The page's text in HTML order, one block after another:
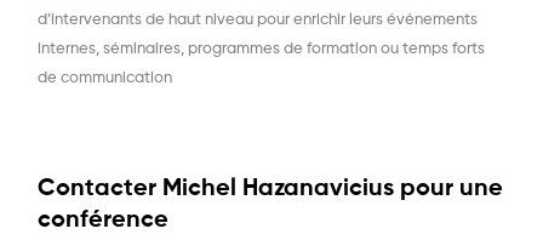
d’intervenants de haut niveau pour enrichir leurs événements
internes, séminaires, programmes de formation ou temps forts
de communication
Contacter Michel Hazanavicius pour une
conférence